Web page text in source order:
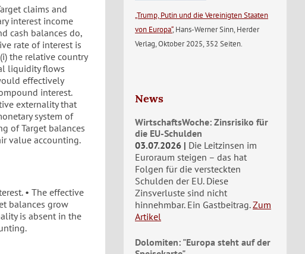
claims and
interest income
cash balances do,
rate of interest is
the relative country
liquidity flows
effectively
interest.
externality that
system of
of Target balances
value accounting.
• The effective
balances grow
is absent in the
„Trump, Putin und die Vereinigten Staaten
von Europa“, Hans-Werner Sinn, Herder
Verlag, Oktober 2025, 352 Seiten.
News
WirtschaftsWoche: Zinsrisiko für
die EU-Schulden
03.07.2026
Die Leitzinsen im
Euroraum steigen – das hat
Folgen für die versteckten
Schulden der EU. Diese
Zinsverluste sind nicht
hinnehmbar. Ein Gastbeitrag. Zum
Artikel
Dolomiten: "Europa steht auf der